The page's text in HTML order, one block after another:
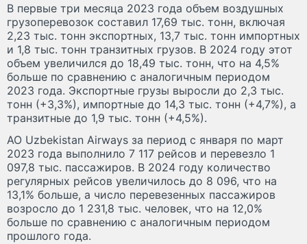
В первые три месяца 2023 года объем воздушных
грузоперевозок составил 17,69 тыс. тонн, включая
2,23 тыс. тонн экспортных, 13,7 тыс. тонн импортных
и 1,8 тыс. тонн транзитных грузов. В 2024 году этот
объем увеличился до 18,49 тыс. тонн, что на 4,5%
больше по сравнению с аналогичным периодом
2023 года. Экспортные грузы выросли до 2,3 тыс.
тонн (+3,3%), импортные до 14,3 тыс. тонн (+4,7%), а
транзитные до 1,9 тыс. тонн (+4,5%).
АО Uzbekistan Airways за период с января по март
2023 года выполнило 7 117 рейсов и перевезло 1
097,8 тыс. пассажиров. В 2024 году количество
регулярных рейсов увеличилось до 8 096, что на
13,1% больше, а число перевезенных пассажиров
возросло до 1 231,8 тыс. человек, что на 12,0%
больше по сравнению с аналогичным периодом
прошлого года.